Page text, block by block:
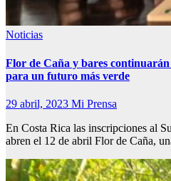
Noticias
Flor de Caña y bares continuarán
para un futuro más verde
29 abril, 2023 Mi Prensa
En Costa Rica las inscripciones al
abren el 12 de abril Flor de Caña,